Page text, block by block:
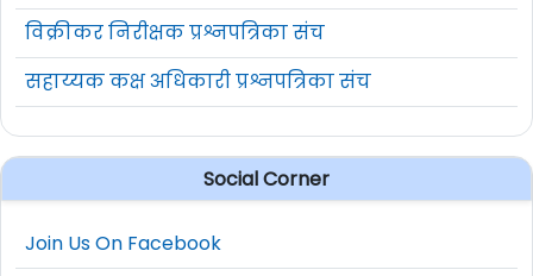
विक्रीकर निरीक्षक प्रश्नपत्रिका संच
सहाय्यक कक्ष अधिकारी प्रश्नपत्रिका संच
Social Corner
Join Us On Facebook